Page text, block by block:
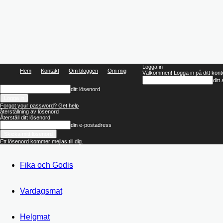
Hem Kontakt Om bloggen Om mig
Logga in
Välkommen! Logga in på ditt
ditt
ditt lösenord
Forgot your password? Get help
återställning av lösenord
Återställ ditt lösenord
din e-postadress
Ett lösenord kommer mejlas till dig.
Fika och Godis
Vardagsmat
Helgmat